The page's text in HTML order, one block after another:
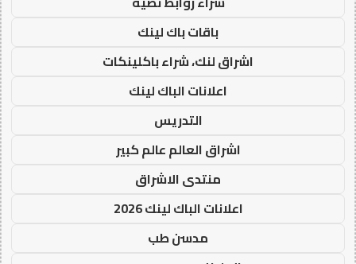
باقات باك لينك
اشراق لنك، شراء باكلينكات
اعلانات الباك لينك
التدريس
اشراق العالم عالم كبير
منتدى الاشراق
اعلانات الباك لينك 2026
مدسن طب